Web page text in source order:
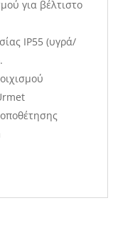
για βέλτιστο
IP55 (υγρά/